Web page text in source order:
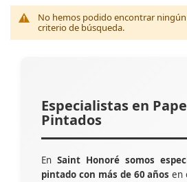
No hemos podido encontrar
criterio de búsqueda.
Especialistas en
Pintados
En Saint Honoré somos
pintado con más de 60 años en